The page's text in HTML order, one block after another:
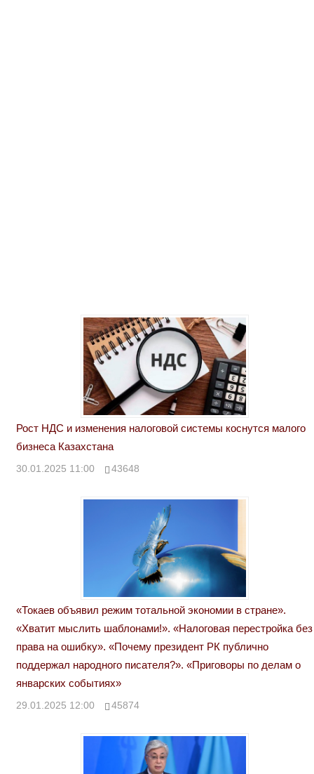
Рост НДС и изменения налоговой системы коснутся малого
бизнеса Казахстана
30.01.2025 11:00 43648
«Токаев объявил режим тотальной экономии в стране».
«Хватит мыслить шаблонами!». «Налоговая перестройка без
права на ошибку». «Почему президент РК публично
поддержал народного писателя?». «Приговоры по делам о
январских событиях»
29.01.2025 12:00 45874